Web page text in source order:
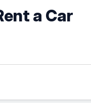
a Car